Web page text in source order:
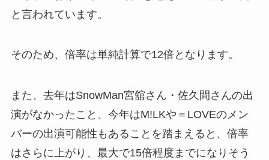
と言われています。
そのため、倍率は単純計算で12倍となります。
また、去年はSnowMan宮舘さん・佐久間さんの出
演がなかったこと、今年はM!LKや＝LOVEのメン
バーの出演可能性もあることを踏まえると、倍率
はさらに上がり、最大で15倍程度までになりそう